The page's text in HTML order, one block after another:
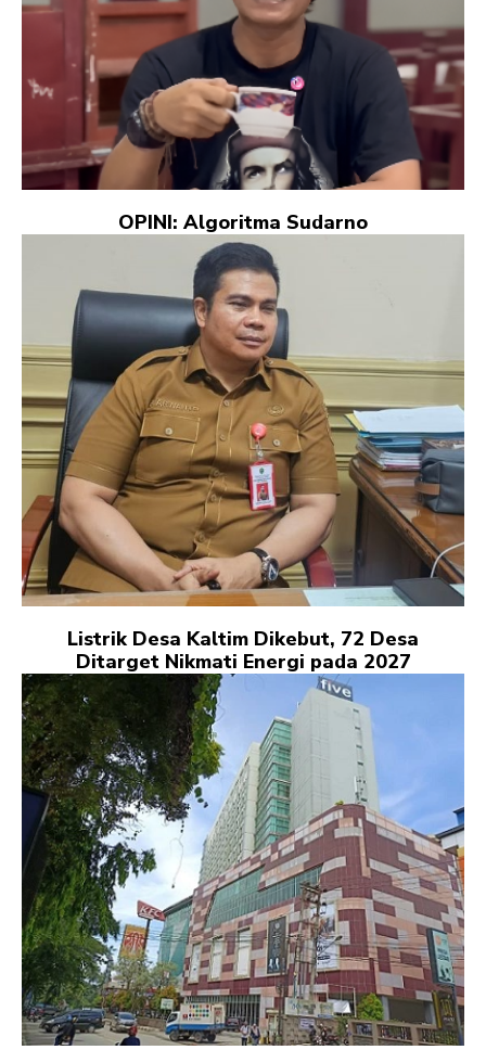
OPINI: Algoritma Sudarno
Listrik Desa Kaltim Dikebut, 72 Desa
Ditarget Nikmati Energi pada 2027